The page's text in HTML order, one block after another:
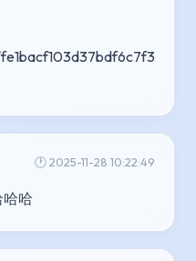
🕐 2025-11-28 10:22:49
哈